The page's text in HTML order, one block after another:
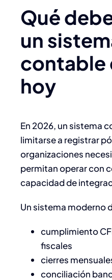
Qué
un
contable
hoy
En 2026, un sistema
limitarse a registrar
organizaciones
permitan operar con
capacidad de
Un sistema moderno
cumplimiento
fiscales
cierres
conciliación